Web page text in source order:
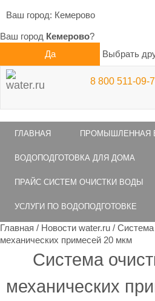
Ваш город: Кемерово
Ваш город Кемерово?
Да
Выбрать
8 800 511-09-
ГЛАВНАЯ ПРОМЫШЛЕННАЯ
ВОДОПОДГОТОВКА ДЛЯ ДОМА
ПРАЙС СИСТЕМ ОЧИСТКИ ВОДЫ
УСЛУГИ ПО ВОДОПОДГОТОВКЕ
Главная / Новости water.ru / Система
механических примесей 20 мкм
Система
механических